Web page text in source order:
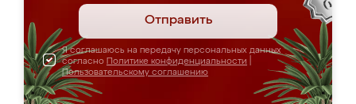
Отправить
Я соглашаюсь на передачу персональных данных
согласно Политике конфиденциальности
Пользовательскому соглашению